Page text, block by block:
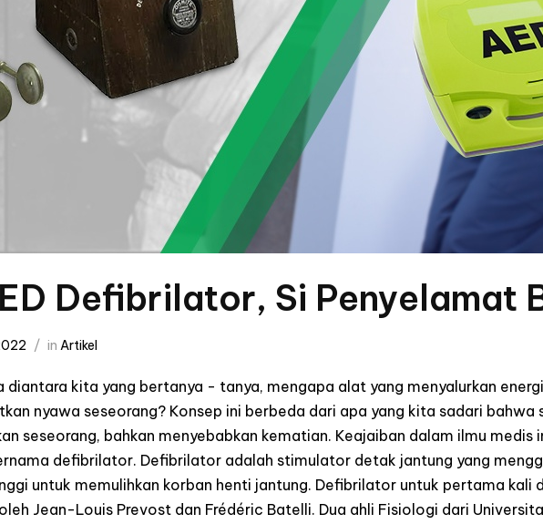
Defibrilator, Si Penyelamat
inArtikel
diantara kita yang bertanya - tanya, mengapa alat yang menyalurkan
nyawa seseorang? Konsep ini berbeda dari apa yang kita sadari
seseorang, bahkan menyebabkan kematian. Keajaiban dalam ilmu medis
defibrilator. Defibrilator adalah stimulator detak jantung yang
untuk memulihkan korban henti jantung. Defibrilator untuk pertama kali
Jean-Louis Prevost dan Frédéric Batelli. Dua ahli Fisiologi dari